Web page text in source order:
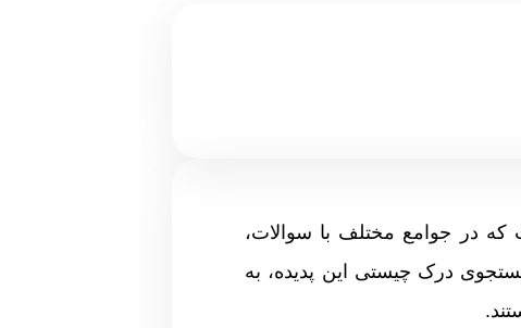
در جوامع مختلف با سوالات،
درک چیستی این پدیده، به